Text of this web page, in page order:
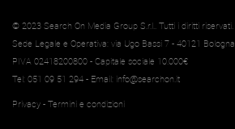
© 2023 Search On Media Group S.r.l.. Tutti i diritti riservati.
Sede Legale e Operativa: via Ugo Bassi 7 - 40121 Bologna
PIVA 02418200800 - Capitale sociale 10.000€
Tel: 051 09 51 294 - Email: info@searchon.it
Privacy - Termini e condizioni